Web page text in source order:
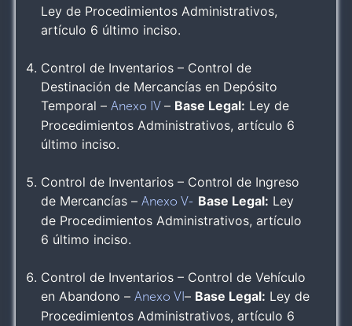
Ley de Procedimientos Administrativos,
artículo 6 último inciso.
Control de Inventarios – Control de
Destinación de Mercancías en Depósito
Temporal – Anexo IV – Base Legal: Ley de
Procedimientos Administrativos, artículo 6
último inciso.
Control de Inventarios – Control de Ingreso
de Mercancías – Anexo V- Base Legal: Ley
de Procedimientos Administrativos, artículo
6 último inciso.
Control de Inventarios – Control de Vehículo
en Abandono – Anexo VI– Base Legal: Ley de
Procedimientos Administrativos, artículo 6